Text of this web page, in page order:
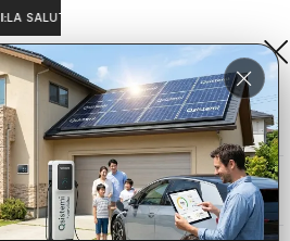
LA SALUTE A PORTATA DI MANO:
Home
Cronaca